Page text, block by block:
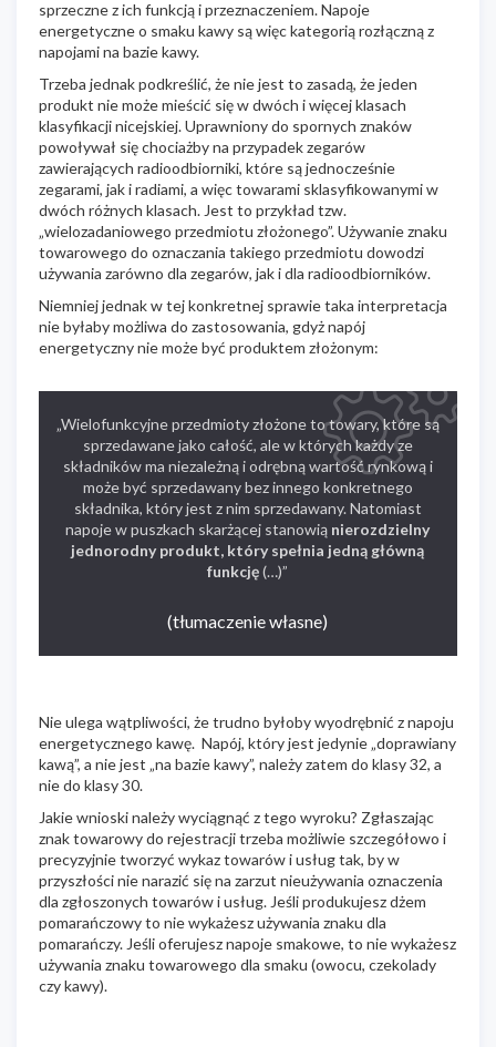
sprzeczne z ich funkcją i przeznaczeniem. Napoje
energetyczne o smaku kawy są więc kategorią rozłączną z
napojami na bazie kawy.
Trzeba jednak podkreślić, że nie jest to zasadą, że jeden
produkt nie może mieścić się w dwóch i więcej klasach
klasyfikacji nicejskiej. Uprawniony do spornych znaków
powoływał się chociażby na przypadek zegarów
zawierających radioodbiorniki, które są jednocześnie
zegarami, jak i radiami, a więc towarami sklasyfikowanymi w
dwóch różnych klasach. Jest to przykład tzw.
„wielozadaniowego przedmiotu złożonego”. Używanie znaku
towarowego do oznaczania takiego przedmiotu dowodzi
używania zarówno dla zegarów, jak i dla radioodbiorników.
Niemniej jednak w tej konkretnej sprawie taka interpretacja
nie byłaby możliwa do zastosowania, gdyż napój
energetyczny nie może być produktem złożonym:
„Wielofunkcyjne przedmioty złożone to towary, które są
sprzedawane jako całość, ale w których każdy ze
składników ma niezależną i odrębną wartość rynkową i
może być sprzedawany bez innego konkretnego
składnika, który jest z nim sprzedawany. Natomiast
napoje w puszkach skarżącej stanowią nierozdzielny
jednorodny produkt, który spełnia jedną główną
funkcję(…)”
(tłumaczenie własne)
Nie ulega wątpliwości, że trudno byłoby wyodrębnić z napoju
energetycznego kawę. Napój, który jest jedynie „doprawiany
kawą”, a nie jest „na bazie kawy”, należy zatem do klasy 32, a
nie do klasy 30.
Jakie wnioski należy wyciągnąć z tego wyroku? Zgłaszając
znak towarowy do rejestracji trzeba możliwie szczegółowo i
precyzyjnie tworzyć wykaz towarów i usług tak, by w
przyszłości nie narazić się na zarzut nieużywania oznaczenia
dla zgłoszonych towarów i usług. Jeśli produkujesz dżem
pomarańczowy to nie wykażesz używania znaku dla
pomarańczy. Jeśli oferujesz napoje smakowe, to nie wykażesz
używania znaku towarowego dla smaku (owocu, czekolady
czy kawy).